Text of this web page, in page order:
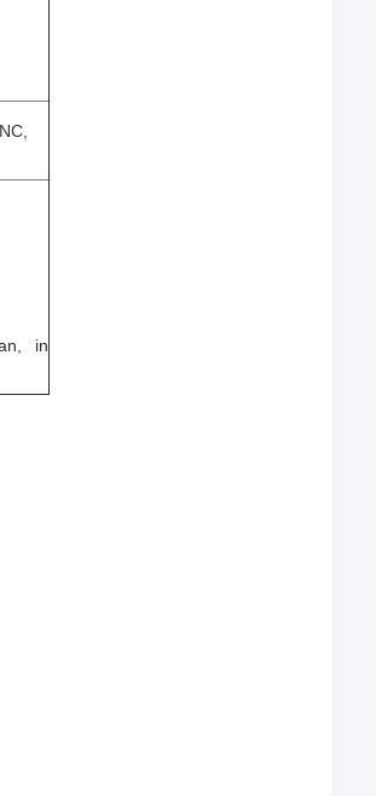
in